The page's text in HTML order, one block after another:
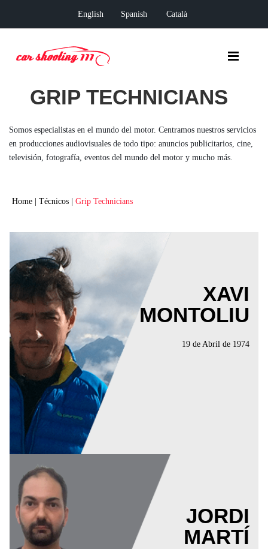
English Spanish Català
GRIP TECHNICIANS
Somos especialistas en el mundo del motor. Centramos nuestros servicios
en producciones audiovisuales de todo tipo: anuncios publicitarios, cine,
televisión, fotografía, eventos del mundo del motor y mucho más.
Home Técnicos Grip Technicians
XAVI
MONTOLIU
19 de Abril de 1974
JORDI
MARTÍ